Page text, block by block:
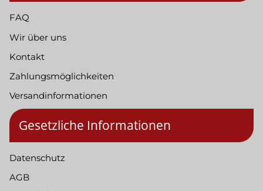
FAQ
Wir über uns
Kontakt
Zahlungsmöglichkeiten
Versandinformationen
Gesetzliche Informationen
Datenschutz
AGB